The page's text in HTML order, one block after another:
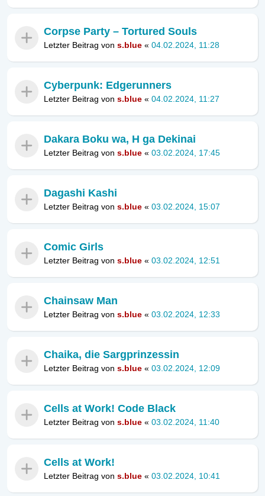
Corpse Party – Tortured Souls
Letzter Beitrag von s.blue « 04.02.2024, 11:28
Cyberpunk: Edgerunners
Letzter Beitrag von s.blue « 04.02.2024, 11:27
Dakara Boku wa, H ga Dekinai
Letzter Beitrag von s.blue « 03.02.2024, 17:45
Dagashi Kashi
Letzter Beitrag von s.blue « 03.02.2024, 15:07
Comic Girls
Letzter Beitrag von s.blue « 03.02.2024, 12:51
Chainsaw Man
Letzter Beitrag von s.blue « 03.02.2024, 12:33
Chaika, die Sargprinzessin
Letzter Beitrag von s.blue « 03.02.2024, 12:09
Cells at Work! Code Black
Letzter Beitrag von s.blue « 03.02.2024, 11:40
Cells at Work!
Letzter Beitrag von s.blue « 03.02.2024, 10:41